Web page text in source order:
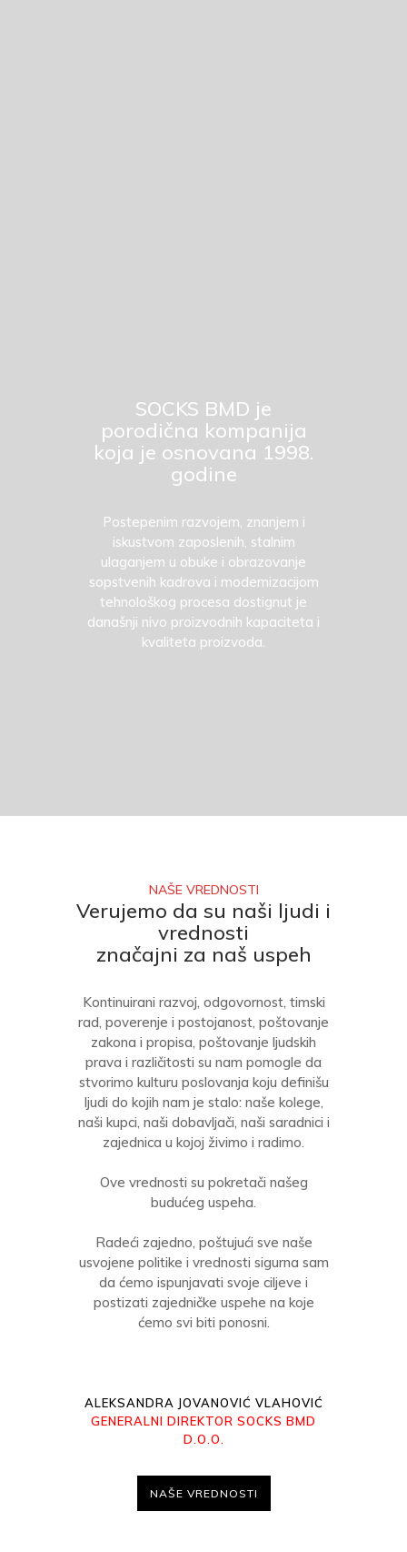
SOCKS BMD je
porodična kompanija
koja je osnovana 1998.
godine
Postepenim razvojem, znanjem i
iskustvom zaposlenih, stalnim
ulaganjem u obuke i obrazovanje
sopstvenih kadrova i modernizacijom
tehnološkog procesa dostignut je
današnji nivo proizvodnih kapaciteta i
kvaliteta proizvoda.
NAŠE VREDNOSTI
Verujemo da su naši ljudi i
vrednosti
značajni za naš uspeh
Kontinuirani razvoj, odgovornost, timski
rad, poverenje i postojanost, poštovanje
zakona i propisa, poštovanje ljudskih
prava i različitosti su nam pomogle da
stvorimo kulturu poslovanja koju definišu
ljudi do kojih nam je stalo: naše kolege,
naši kupci, naši dobavljači, naši saradnici i
zajednica u kojoj živimo i radimo.
Ove vrednosti su pokretači našeg
budućeg uspeha.
Radeći zajedno, poštujući sve naše
usvojene politike i vrednosti sigurna sam
da ćemo ispunjavati svoje ciljeve i
postizati zajedničke uspehe na koje
ćemo svi biti ponosni.
ALEKSANDRA JOVANOVIĆ VLAHOVIĆ
GENERALNI DIREKTOR SOCKS BMD
D.O.O.
NAŠE VREDNOSTI